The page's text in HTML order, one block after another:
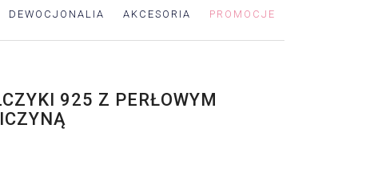
DEWOCJONALIA AKCESORIA PROMOCJE
925 Z PERŁOWYM